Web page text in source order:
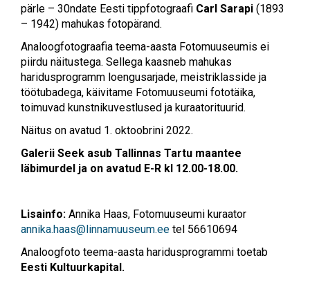
pärle – 30ndate Eesti tippfotograafi Carl Sarapi (1893
– 1942) mahukas fotopärand.
Analoogfotograafia teema-aasta Fotomuuseumis ei
piirdu näitustega. Sellega kaasneb mahukas
haridusprogramm loengusarjade, meistriklasside ja
töötubadega, käivitame Fotomuuseumi fototäika,
toimuvad kunstnikuvestlused ja kuraatorituurid.
Näitus on avatud 1. oktoobrini 2022.
Galerii Seek asub Tallinnas Tartu maantee
läbimurdel ja on avatud E-R kl 12.00-18.00.
Lisainfo: Annika Haas, Fotomuuseumi kuraator
annika.haas@linnamuuseum.ee tel 56610694
Analoogfoto teema-aasta haridusprogrammi toetab
Eesti Kultuurkapital.